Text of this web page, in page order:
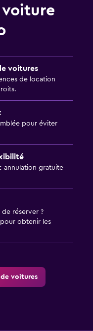
voitures
de location
pour éviter
annulation gratuite
réserver ?
obtenir les
de voitures